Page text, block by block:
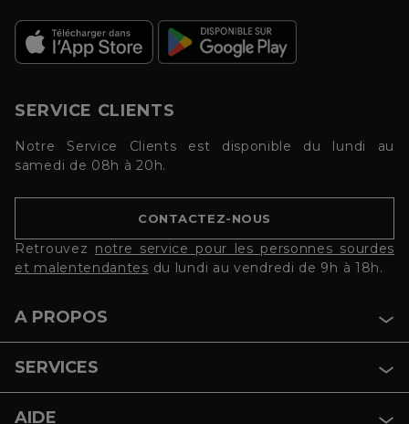
SERVICE CLIENTS
Notre Service Clients est disponible du lundi au
samedi de 08h à 20h.
CONTACTEZ-NOUS
Retrouvez notre service pour les personnes sourdes
et malentendantes du lundi au vendredi de 9h à 18h.
A PROPOS
SERVICES
AIDE